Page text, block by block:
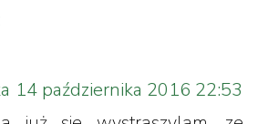
14 października 2016 22:53